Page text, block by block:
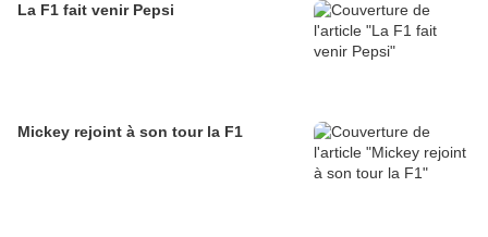
La F1 fait venir Pepsi
Mickey rejoint à son tour la F1